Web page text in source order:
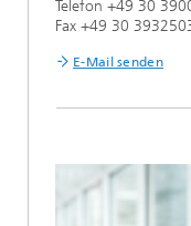
Telefon +49 30
Fax +49 30
E-Mail senden